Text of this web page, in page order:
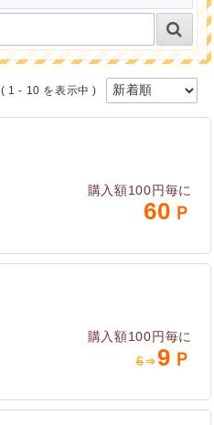
( 1 - 10 を表示中 )
購入額100円毎に
60
購入額100円毎に
6
9